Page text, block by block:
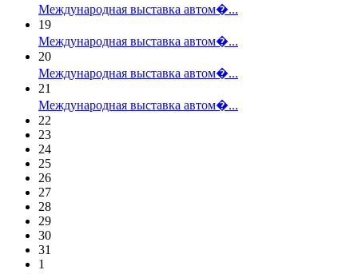
Международная выставка автом�...
19
Международная выставка автом�...
20
Международная выставка автом�...
21
Международная выставка автом�...
22
23
24
25
26
27
28
29
30
31
1